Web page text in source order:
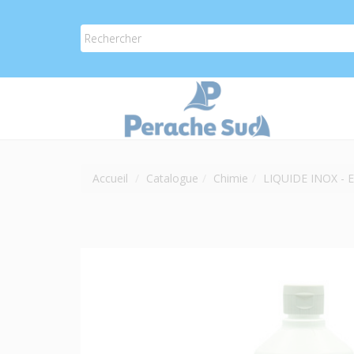
Accueil Catalogue Chimie LIQUIDE INOX -